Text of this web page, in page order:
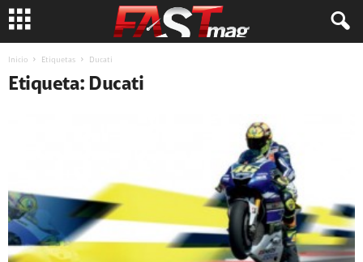
Inicio Etiquetas Ducati
Etiqueta: Ducati